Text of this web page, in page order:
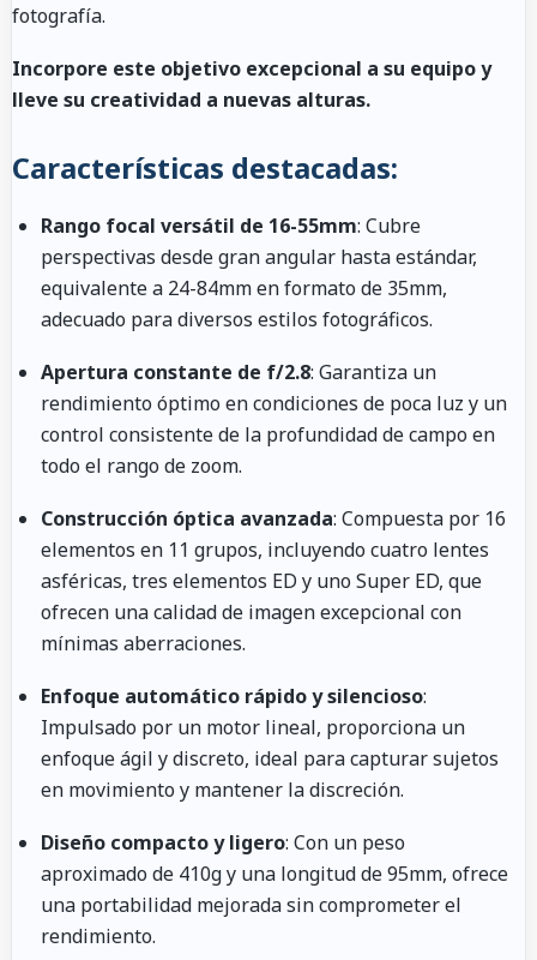
fotografía.
Incorpore este objetivo excepcional a su equipo y
lleve su creatividad a nuevas alturas.
Características destacadas:
Rango focal versátil de 16-55mm: Cubre
perspectivas desde gran angular hasta estándar,
equivalente a 24-84mm en formato de 35mm,
adecuado para diversos estilos fotográficos.
Apertura constante de f/2.8: Garantiza un
rendimiento óptimo en condiciones de poca luz y un
control consistente de la profundidad de campo en
todo el rango de zoom.
Construcción óptica avanzada: Compuesta por 16
elementos en 11 grupos, incluyendo cuatro lentes
asféricas, tres elementos ED y uno Super ED, que
ofrecen una calidad de imagen excepcional con
mínimas aberraciones.
Enfoque automático rápido y silencioso:
Impulsado por un motor lineal, proporciona un
enfoque ágil y discreto, ideal para capturar sujetos
en movimiento y mantener la discreción.
Diseño compacto y ligero: Con un peso
aproximado de 410g y una longitud de 95mm, ofrece
una portabilidad mejorada sin comprometer el
rendimiento.